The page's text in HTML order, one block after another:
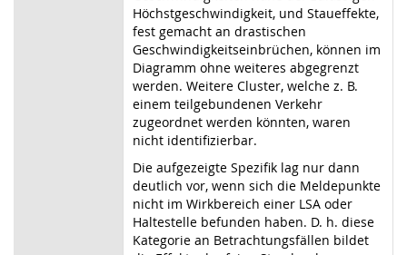
Höchstgeschwindigkeit, und Staueffekte,
fest gemacht an drastischen
Geschwindigkeitseinbrüchen, können im
Diagramm ohne weiteres abgegrenzt
werden. Weitere Cluster, welche z. B.
einem teilgebundenen Verkehr
zugeordnet werden könnten, waren
nicht identifizierbar.
Die aufgezeigte Spezifik lag nur dann
deutlich vor, wenn sich die Meldepunkte
nicht im Wirkbereich einer LSA oder
Haltestelle befunden haben. D. h. diese
Kategorie an Betrachtungsfällen bildet